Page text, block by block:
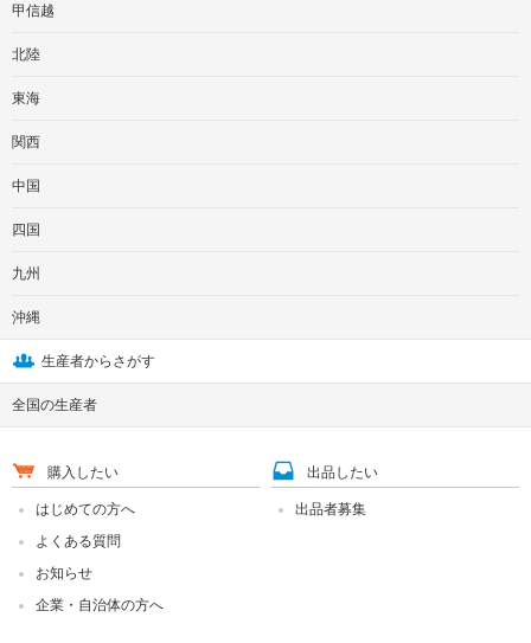
甲信越
北陸
東海
関西
中国
四国
九州
沖縄
生産者からさがす
全国の生産者
購入したい
はじめての方へ
よくある質問
お知らせ
企業・自治体の方へ
出品したい
出品者募集